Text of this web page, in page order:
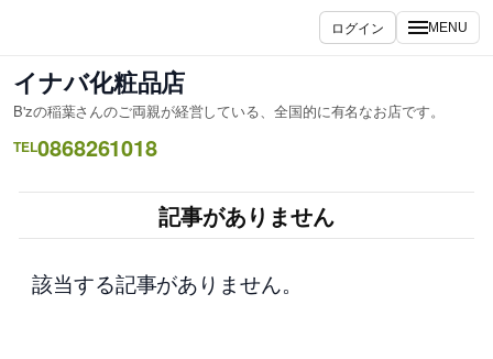
ス
キ
ッ
ログイン MENU
イナバ化粧品店
B'zの稲葉さんのご両親が経営している、全国的に有名なお店です。
TEL0868261018
記事がありません
該当する記事がありません。